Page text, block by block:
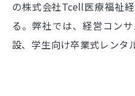
の株式会社Tcell医療福祉
る。弊社では、経営コン
設、学生向け卒業式レン